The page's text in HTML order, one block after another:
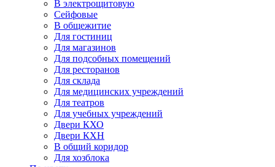
В электрощитовую
Сейфовые
В общежитие
Для гостиниц
Для магазинов
Для подсобных помещений
Для ресторанов
Для склада
Для медицинских учреждений
Для театров
Для учебных учреждений
Двери КХО
Двери КХН
В общий коридор
Для хозблока